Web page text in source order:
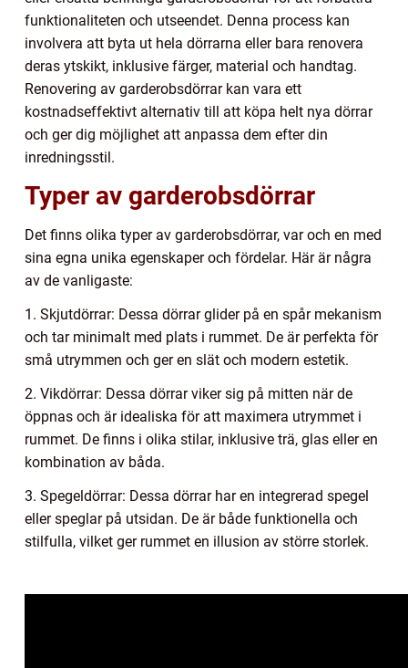
funktionaliteten och utseendet. Denna process kan
involvera att byta ut hela dörrarna eller bara renovera
deras ytskikt, inklusive färger, material och handtag.
Renovering av garderobsdörrar kan vara ett
kostnadseffektivt alternativ till att köpa helt nya dörrar
och ger dig möjlighet att anpassa dem efter din
inredningsstil.
Typer av garderobsdörrar
Det finns olika typer av garderobsdörrar, var och en med
sina egna unika egenskaper och fördelar. Här är några
av de vanligaste:
1. Skjutdörrar: Dessa dörrar glider på en spår mekanism
och tar minimalt med plats i rummet. De är perfekta för
små utrymmen och ger en slät och modern estetik.
2. Vikdörrar: Dessa dörrar viker sig på mitten när de
öppnas och är idealiska för att maximera utrymmet i
rummet. De finns i olika stilar, inklusive trä, glas eller en
kombination av båda.
3. Spegeldörrar: Dessa dörrar har en integrerad spegel
eller speglar på utsidan. De är både funktionella och
stilfulla, vilket ger rummet en illusion av större storlek.